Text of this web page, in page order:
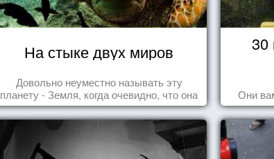
На стыке двух миров
Довольно неуместно называть эту
планету - Земля, когда очевидно, что она
- Океан.
30
Они